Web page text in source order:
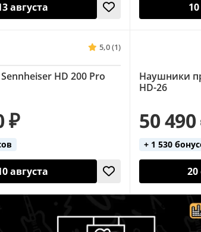
августа
5,0 (1)
HD 200 Pro
₽
августа
Наушники
HD-26
50 490
+ 1 530
20